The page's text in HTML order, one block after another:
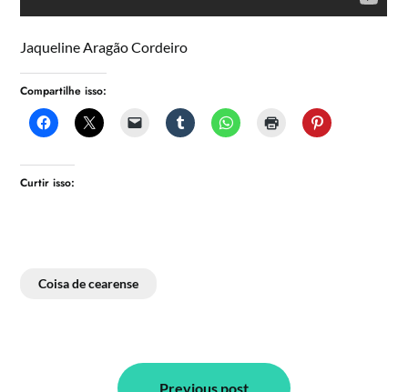
Jaqueline Aragão Cordeiro
Compartilhe isso:
Curtir isso:
Coisa de cearense
Navegação
Previous post